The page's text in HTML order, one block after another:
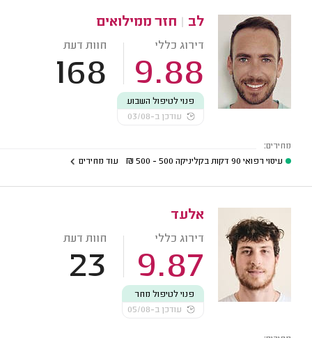
לב חזר ממילואים
דירוג כללי
9.88
חוות דעת
168
פנוי לטיפול השבוע
עודכן ב-03/08
מחירים:
עיסוי רפואי 90 דקות בקליניקה
500 - 500
₪ עוד מחירים
אלעד
דירוג כללי
9.87
חוות דעת
23
פנוי לטיפול מחר
עודכן ב-05/08